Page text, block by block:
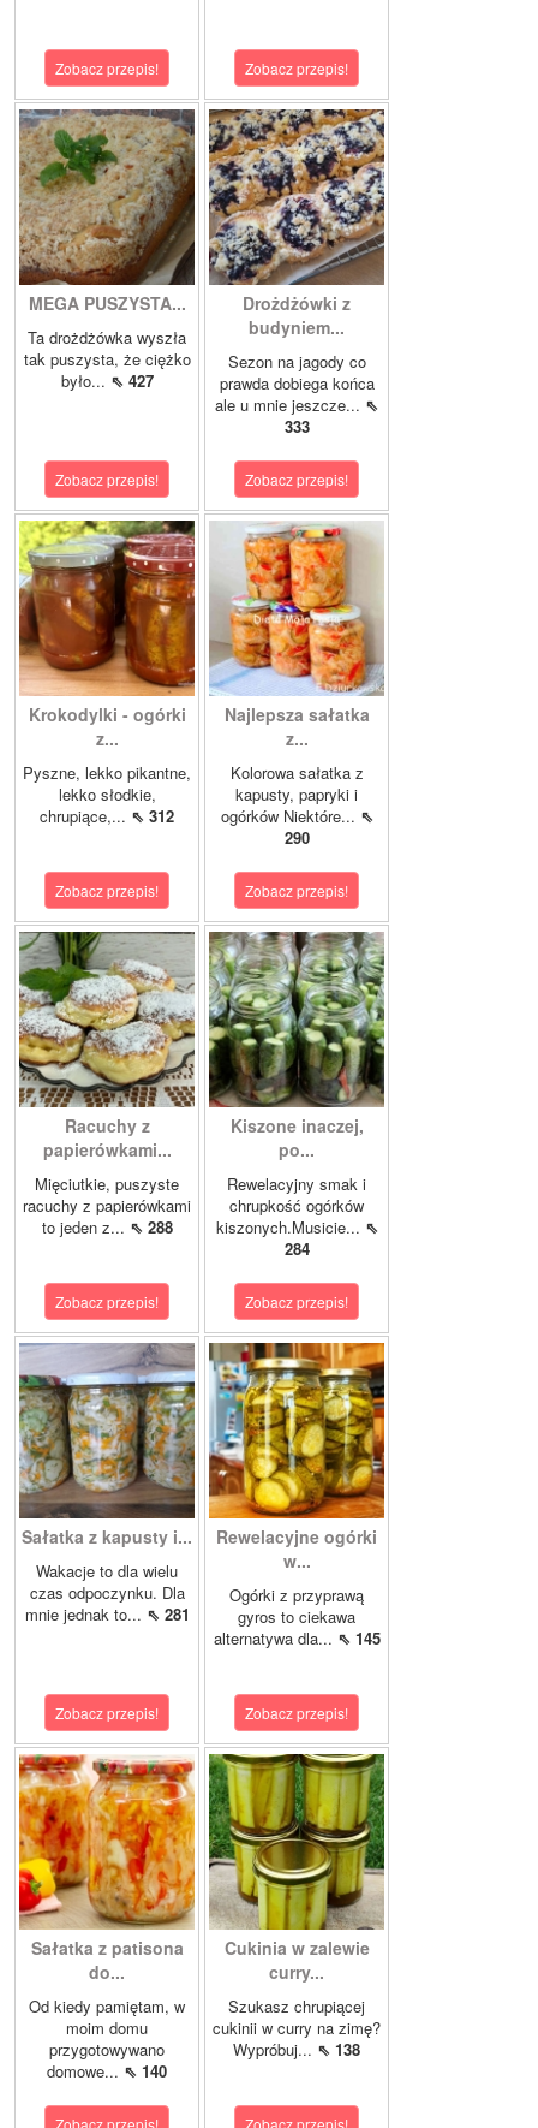
Zobacz przepis! Zobacz przepis!
MEGA PUSZYSTA...
Ta drożdżówka wyszła
tak puszysta, że ciężko
było... ⇖ 427
Zobacz przepis!
Drożdżówki z
budyniem...
Sezon na jagody co
prawda dobiega końca
ale u mnie jeszcze... ⇖
333
Zobacz przepis!
Krokodylki - ogórki
z...
Pyszne, lekko pikantne,
lekko słodkie,
chrupiące,... ⇖ 312
Zobacz przepis!
Najlepsza sałatka
z...
Kolorowa sałatka z
kapusty, papryki i
ogórków Niektóre... ⇖
290
Zobacz przepis!
Racuchy z
papierówkami...
Mięciutkie, puszyste
racuchy z papierówkami
to jeden z... ⇖ 288
Zobacz przepis!
Kiszone inaczej,
po...
Rewelacyjny smak i
chrupkość ogórków
kiszonych.Musicie... ⇖
284
Zobacz przepis!
Sałatka z kapusty i...
Wakacje to dla wielu
czas odpoczynku. Dla
mnie jednak to... ⇖ 281
Zobacz przepis!
Rewelacyjne ogórki
w...
Ogórki z przyprawą
gyros to ciekawa
alternatywa dla... ⇖ 145
Zobacz przepis!
Sałatka z patisona
do...
Od kiedy pamiętam, w
moim domu
przygotowywano
domowe... ⇖ 140
Cukinia w zalewie
curry...
Szukasz chrupiącej
cukinii w curry na zimę?
Wypróbuj... ⇖ 138